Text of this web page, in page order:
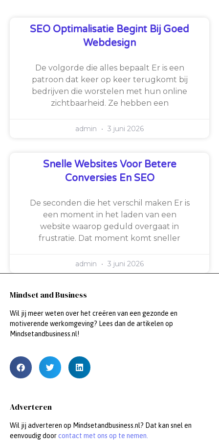
SEO Optimalisatie Begint Bij Goed
Webdesign
De volgorde die alles bepaalt Er is een
patroon dat keer op keer terugkomt bij
bedrijven die worstelen met hun online
zichtbaarheid. Ze hebben een
admin 3 juni 2026
Snelle Websites Voor Betere
Conversies En SEO
De seconden die het verschil maken Er is
een moment in het laden van een
website waarop geduld overgaat in
frustratie. Dat moment komt sneller
admin 3 juni 2026
Mindset and Business
Wil jij meer weten over het creëren van een gezonde en
motiverende werkomgeving? Lees dan de artikelen op
Mindsetandbusiness.nl!
Adverteren
Wil jij adverteren op Mindsetandbusiness.nl? Dat kan snel en
eenvoudig doorcontact met ons op te nemen.